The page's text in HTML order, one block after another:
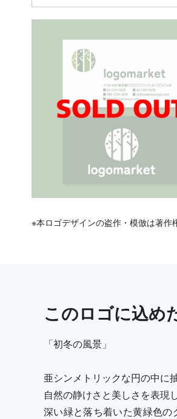
※本ロゴデザインの盗作・模倣は著作
このロゴに込め
「初冬の風景」
亜シンメトリックな円の中に
自然の静けさと美しさを表現
深い緑と落ち着いた黄緑色